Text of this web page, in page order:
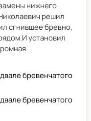
нижнего
сгнившее бревно,
установил